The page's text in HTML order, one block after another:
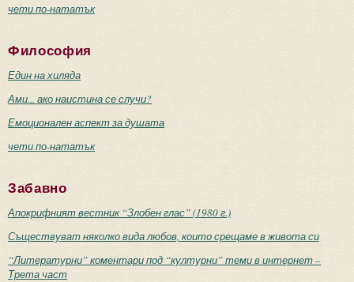
чети по-нататък
Философия
Един на хиляда
Ами... ако наистина се случи?
Емоционален аспект за душата
чети по-нататък
Забавно
Апокрифният вестник “Злобен глас” (1980 г.)
Съществуват няколко вида любов, които срещаме в живота си
“Литературни” коментари под “културни” теми в интернет –
Трета част